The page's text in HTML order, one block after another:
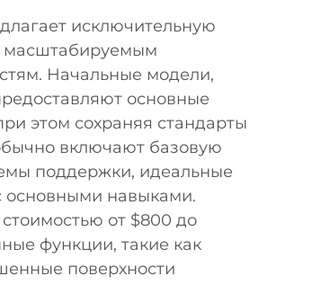
исключительную
масштабируемым
Начальные модели,
основные
этом сохраняя стандарты
включают базовую
поддержки, идеальные
основными навыками.
от $800 до
функции, такие как
поверхности